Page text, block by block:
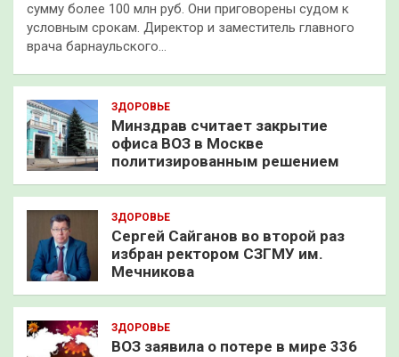
сумму более 100 млн руб. Они приговорены судом к
условным срокам. Директор и заместитель главного
врача барнаульского…
ЗДОРОВЬЕ
Минздрав считает закрытие
офиса ВОЗ в Москве
политизированным решением
ЗДОРОВЬЕ
Сергей Сайганов во второй раз
избран ректором СЗГМУ им.
Мечникова
ЗДОРОВЬЕ
ВОЗ заявила о потере в мире 336